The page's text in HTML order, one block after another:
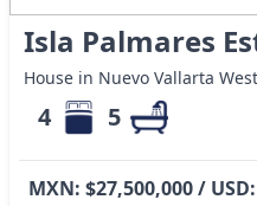
Isla Palmares
House in Nuevo Vallarta
4 5
MXN: $27,500,000 /